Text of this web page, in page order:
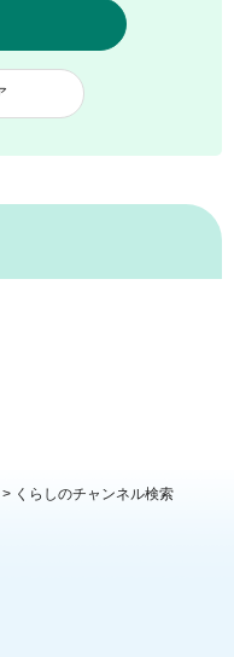
> くらしのチャンネル検索